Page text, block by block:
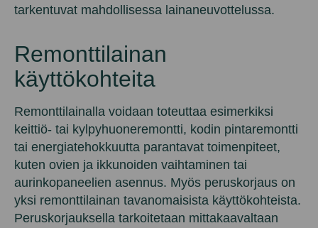
tarkentuvat mahdollisessa lainaneuvottelussa.
Remonttilainan
käyttökohteita
Remonttilainalla voidaan toteuttaa esimerkiksi
keittiö- tai kylpyhuoneremontti, kodin pintaremontti
tai energiatehokkuutta parantavat toimenpiteet,
kuten ovien ja ikkunoiden vaihtaminen tai
aurinkopaneelien asennus. Myös peruskorjaus on
yksi remonttilainan tavanomaisista käyttökohteista.
Peruskorjauksella tarkoitetaan mittakaavaltaan